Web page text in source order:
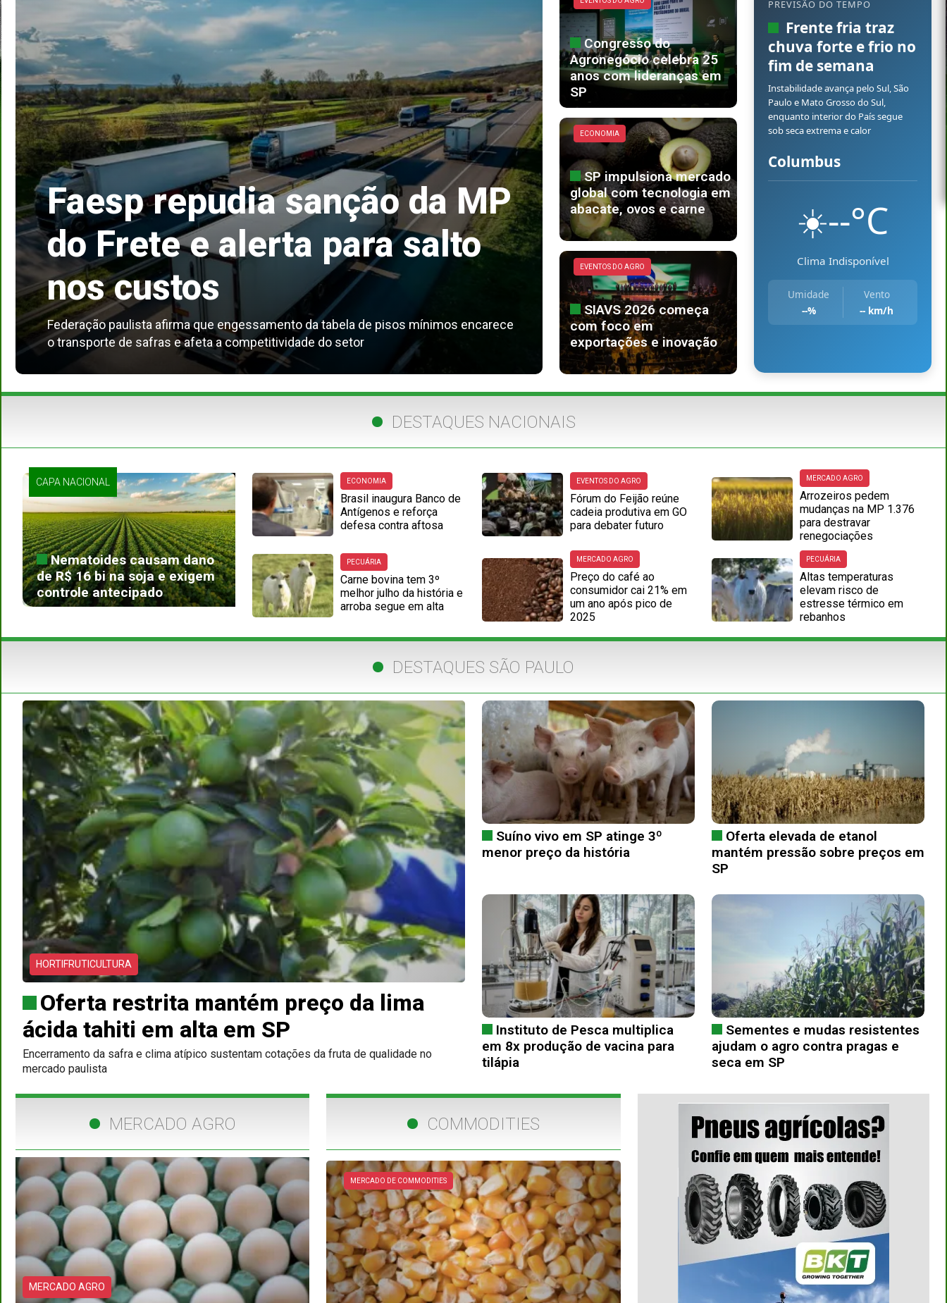
Faesp repudia sanção da MP
do Frete e alerta para salto
nos custos
Federação paulista afirma que engessamento da tabela de pisos mínimos encarece
o transporte de safras e afeta a competitividade do setor
Congresso do
Agronegócio celebra 25
anos com lideranças em
SP
ECONOMIA
SP impulsiona mercado
global com tecnologia em
abacate, ovos e carne
EVENTOS DO AGRO
SIAVS 2026 começa
com foco em
exportações e inovação
PREVISÃO DO TEMPO
Frente fria traz
chuva forte e frio no
fim de semana
Instabilidade avança pelo Sul, São
Paulo e Mato Grosso do Sul,
enquanto interior do País segue
sob seca extrema e calor
Columbus
☀️--°C
Clima Indisponível
Umidade
--%
Vento
-- km/h
DESTAQUES NACIONAIS
CAPA NACIONAL
Nematoides causam dano
de R$ 16 bi na soja e exigem
controle antecipado
ECONOMIA
Brasil inaugura Banco de
Antígenos e reforça
defesa contra aftosa
EVENTOS DO AGRO
Fórum do Feijão reúne
cadeia produtiva em GO
para debater futuro
MERCADO AGRO
Arrozeiros pedem
mudanças na MP 1.376
para destravar
renegociações
PECUÁRIA
Carne bovina tem 3º
melhor julho da história e
arroba segue em alta
MERCADO AGRO
Preço do café ao
consumidor cai 21% em
um ano após pico de
2025
PECUÁRIA
Altas temperaturas
elevam risco de
estresse térmico em
rebanhos
DESTAQUES SÃO PAULO
HORTIFRUTICULTURA
Oferta restrita mantém preço da lima
ácida tahiti em alta em SP
Encerramento da safra e clima atípico sustentam cotações da fruta de qualidade no
mercado paulista
Suíno vivo em SP atinge 3º
menor preço da história
Oferta elevada de etanol
mantém pressão sobre preços em
SP
Instituto de Pesca multiplica
em 8x produção de vacina para
tilápia
Sementes e mudas resistentes
ajudam o agro contra pragas e
seca em SP
MERCADO AGRO
MERCADO AGRO
COMMODITIES
MERCADO DE COMMODITIES